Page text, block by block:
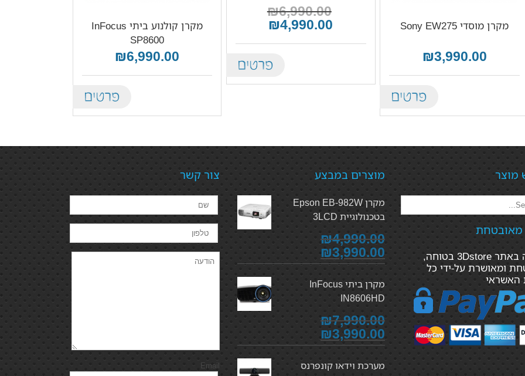
מקרן מוסדי Sony EW275
₪3,990.00
Details
₪6,990.00
₪4,990.00
Details
מקרן קולנוע ביתי InFocus
SP8600
₪6,990.00
Details
מוצר
מאובטחת
הקנייה באתר 3Dstore בטוחה,
ומאושרת על-ידי כל
האשראי
מוצרים במבצע
מקרן Epson EB-982W
בטכנולוגיית 3LCD
₪4,990.00
₪3,990.00
מקרן ביתי InFocus
IN8606HD
₪7,990.00
₪3,990.00
מערכת וידאו קונפרנס
צור קשר
Email